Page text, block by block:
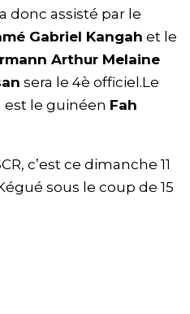
donc assisté par le
Gabriel Kangah et le
Arthur Melaine
sera le 4è officiel.Le
le guinéen Fah
c’est ce dimanche 11
sous le coup de 15